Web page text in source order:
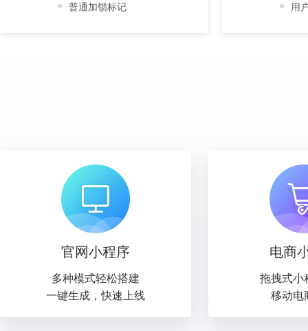
普通加锁标记
用
官网小程序
多种模式轻松搭建
一键生成，快速上线
电商
拖拽式小
移动电